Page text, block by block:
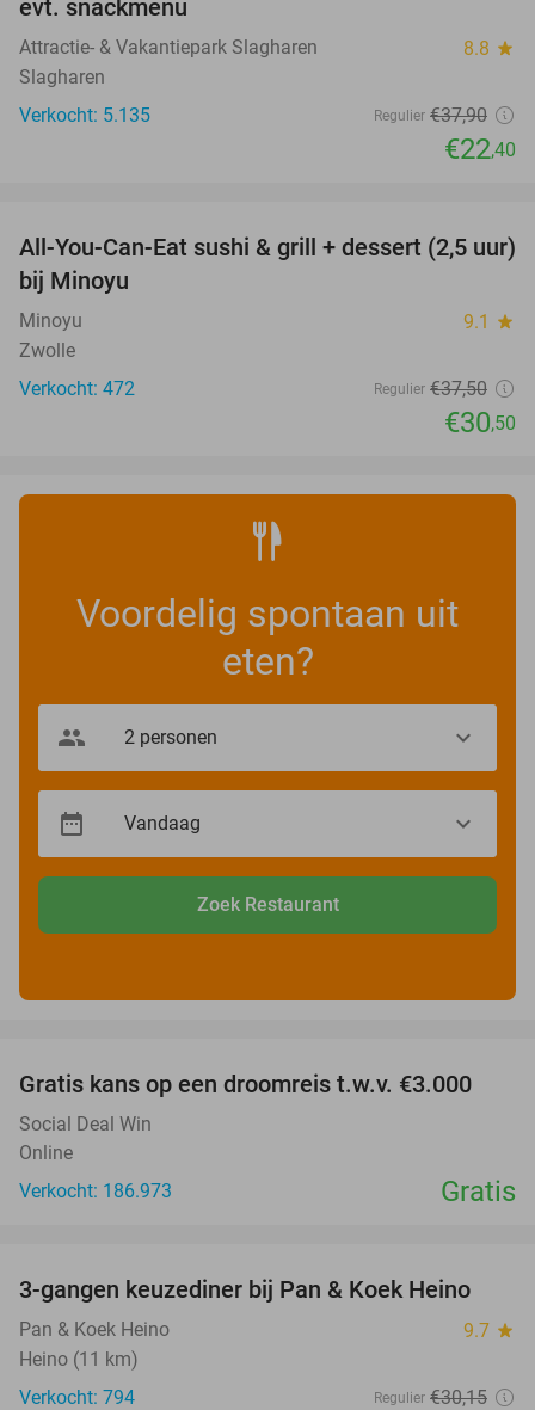
evt. snackmenu
Attractie- & Vakantiepark Slagharen 8.8 star
Slagharen
Verkocht: 5.135
Regulier €37,90
€22,40
19%
All-You-Can-Eat sushi & grill + dessert (2,5 uur)
bij Minoyu
Minoyu 9.1 star
Zwolle
Verkocht: 472
Regulier €37,50
€30,50
Voordelig spontaan uit
eten?
Zoek Restaurant
Gratis kans op een droomreis t.w.v. €3.000
Social Deal Win
Online
Verkocht: 186.973
Gratis
42%
3-gangen keuzediner bij Pan & Koek Heino
Pan & Koek Heino 9.7 star
Heino (11 km)
Verkocht: 794
Regulier €30,15